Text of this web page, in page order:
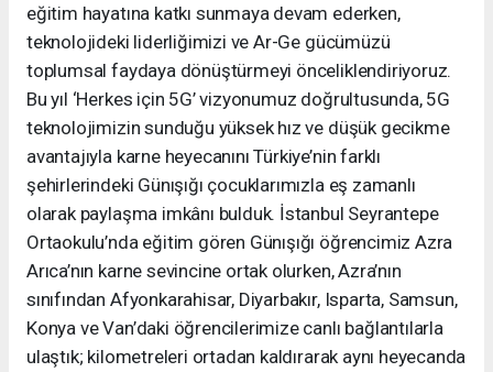
eğitim hayatına katkı sunmaya devam ederken,
teknolojideki liderliğimizi ve Ar-Ge gücümüzü
toplumsal faydaya dönüştürmeyi önceliklendiriyoruz.
Bu yıl ‘Herkes için 5G’ vizyonumuz doğrultusunda, 5G
teknolojimizin sunduğu yüksek hız ve düşük gecikme
avantajıyla karne heyecanını Türkiye’nin farklı
şehirlerindeki Günışığı çocuklarımızla eş zamanlı
olarak paylaşma imkânı bulduk. İstanbul Seyrantepe
Ortaokulu’nda eğitim gören Günışığı öğrencimiz Azra
Arıca’nın karne sevincine ortak olurken, Azra’nın
sınıfından Afyonkarahisar, Diyarbakır, Isparta, Samsun,
Konya ve Van’daki öğrencilerimize canlı bağlantılarla
ulaştık; kilometreleri ortadan kaldırarak aynı heyecanda